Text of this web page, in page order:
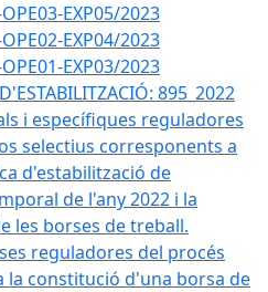
EXP05/2023
EXP04/2023
EXP03/2023
895_2022
i específiques reguladores
selectius corresponents a
d'estabilització de
de l'any 2022 i la
les borses de treball.
reguladores del procés
la constitució d'una borsa de